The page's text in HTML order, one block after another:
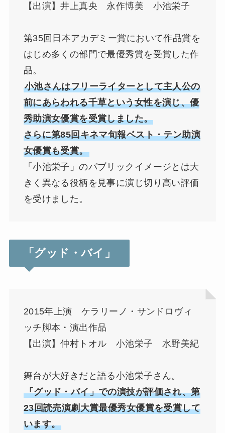
【出演】井上真央 永作博美 小池栄子
第35回日本アカデミー賞において作品賞を
はじめ多くの部門で最優秀賞を受賞した作
品。
小池さんはフリーライターとして主人公の
前にあらわれる千草という女性を演じ、優
秀助演女優賞を受賞しました。
さらに第85回キネマ旬報ベスト・テン助演
女優賞も受賞。
「小池栄子」のパブリックイメージとは大
きく異なる役柄を見事に演じ切り高い評価
を受けました。
「グッド・バイ」
2015年上演 ケラリーノ・サンドロヴィ
ッチ脚本・演出作品
【出演】仲村トオル 小池栄子 水野美紀
舞台が大好きだと語る小池栄子さん。
「グッド・バイ」での演技が評価され、第
23回読売演劇大賞最優秀女優賞を受賞して
います。